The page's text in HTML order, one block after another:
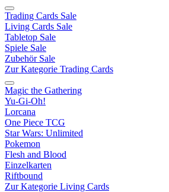
Trading Cards Sale
Living Cards Sale
Tabletop Sale
Spiele Sale
Zubehör Sale
Zur Kategorie Trading Cards
Magic the Gathering
Yu-Gi-Oh!
Lorcana
One Piece TCG
Star Wars: Unlimited
Pokemon
Flesh and Blood
Einzelkarten
Riftbound
Zur Kategorie Living Cards